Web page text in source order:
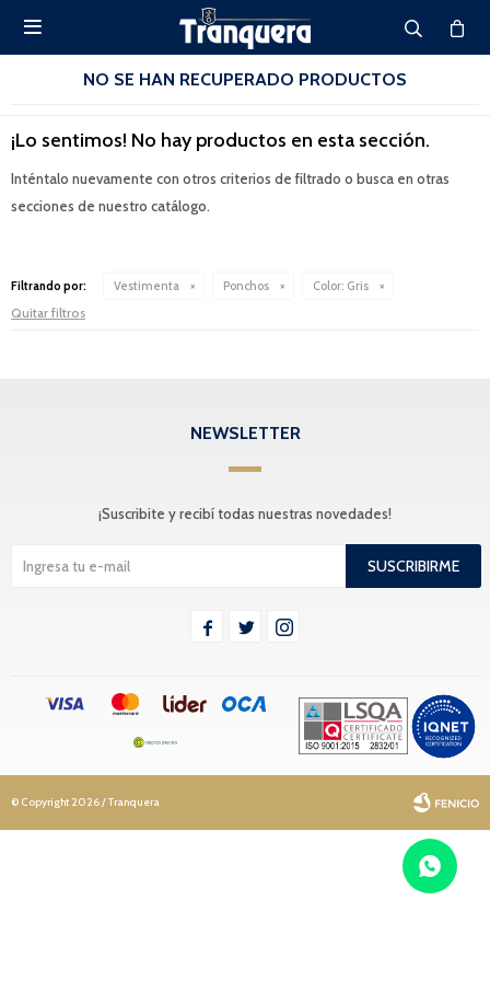

NO SE HAN RECUPERADO PRODUCTOS
¡Lo sentimos! No hay productos en esta sección.
Inténtalo nuevamente con otros criterios de filtrado o busca en otras
secciones de nuestro catálogo.
Filtrando por: Vestimenta Ponchos Color: Gris
Quitar filtros
NEWSLETTER
¡Suscribite y recibí todas nuestras novedades!
SUSCRIBIRME
  
© Copyright 2026 / Tranquera